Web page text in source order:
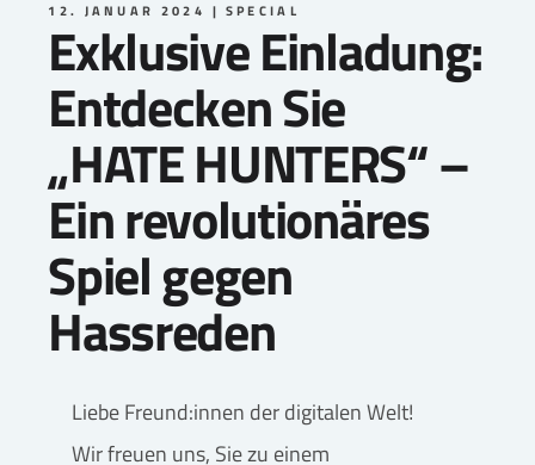
12. JANUAR 2024 SPECIAL
Exklusive Einladung:
Entdecken Sie
„HATE HUNTERS“ –
Ein revolutionäres
Spiel gegen
Hassreden
Liebe Freund:innen der digitalen Welt!
Wir freuen uns, Sie zu einem